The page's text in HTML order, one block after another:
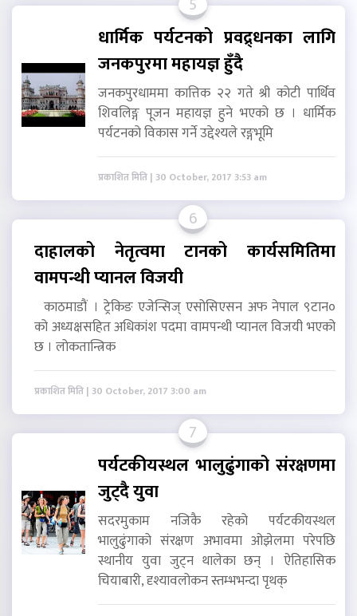
धार्मिक पर्यटनको प्रवद्र्धनका लागि
जनकपुरमा महायज्ञ हुँदै
जनकपुरधाममा कात्तिक २२ गते श्री कोटी पार्थिव
शिवलिङ्ग पूजन महायज्ञ हुने भएको छ । धार्मिक
पर्यटनको विकास गर्ने उद्देश्यले रङ्गभूमि
प्रकाशित मिति | 30 October, 2017 3:53 am
6
दाहालको नेतृत्वमा टानको कार्यसमितिमा
वामपन्थी प्यानल विजयी
काठमाडौं । ट्रेकिङ एजेन्सिज् एसोसिएसन अफ नेपाल ९टान०
को अध्यक्षसहित अधिकांश पदमा वामपन्थी प्यानल विजयी भएको
छ । लोकतान्त्रिक
प्रकाशित मिति | 30 October, 2017 3:00 am
7
पर्यटकीयस्थल भालुढुंगाको संरक्षणमा
जुट्दै युवा
सदरमुकाम नजिकै रहेको पर्यटकीयस्थल
भालुढुंगाको संरक्षण अभावमा ओझेलमा परेपछि
स्थानीय युवा जुट्न थालेका छन् । ऐतिहासिक
चियाबारी, दृश्यावलोकन स्तम्भभन्दा पृथक्